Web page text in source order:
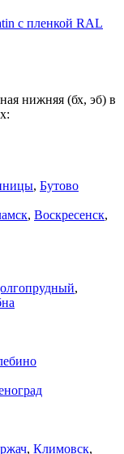
с пленкой RAL
нижняя (бх, эб) в
, Бутово
, Воскресенск,
,
, Климовск,